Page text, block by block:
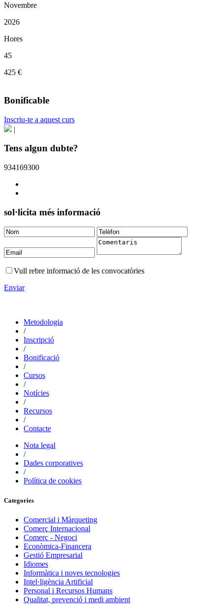
Novembre
2026
Hores
45
425 €
Bonificable
Inscriu-te a aquest curs
|
Tens algun dubte?
934169300
sol·licita més informació
Vull rebre informació de les convocatòries
Enviar
Metodologia
/
Inscripció
/
Bonificació
/
Cursos
/
Notícies
/
Recursos
/
Contacte
Nota legal
/
Dades corporatives
/
Política de cookies
Categories
Comercial i Màrqueting
Comerç Internacional
Comerç - Negoci
Econòmica-Financera
Gestió Empresarial
Idiomes
Informàtica i noves tecnologies
Intel·ligència Artificial
Personal i Recursos Humans
Qualitat, prevenció i medi ambient